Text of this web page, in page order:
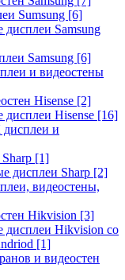
Sumsung [6]
Samsung
Samsung [6]
и видеостены
Hisense [2]
Hisense [16]
и
[1]
дисплеи Sharp [2]
видеостены,
Hikvision [3]
Hikvision со
[1]
и видеостен